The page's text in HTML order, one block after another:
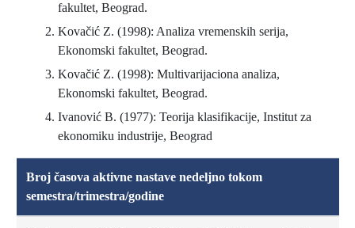
fakultet, Beograd.
Kovačić Z. (1998): Analiza vremenskih serija,
Ekonomski fakultet, Beograd.
Kovačić Z. (1998): Multivarijaciona analiza,
Ekonomski fakultet, Beograd.
Ivanović B. (1977): Teorija klasifikacije, Institut za
ekonomiku industrije, Beograd
Broj časova aktivne nastave nedeljno tokom
semestra/trimestra/godine